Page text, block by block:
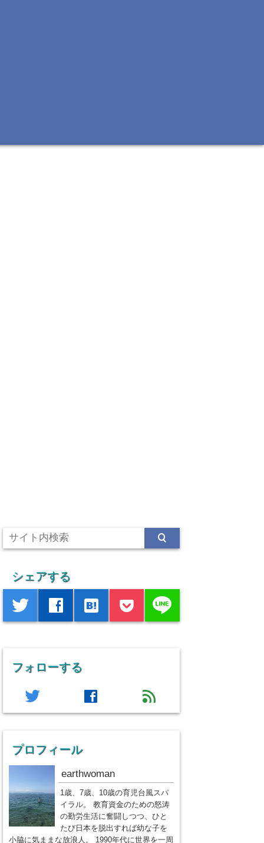
シェアする
twitter facebook hatenabookmark line
フォローする
twitter facebook feed
プロフィール
earthwoman
1歳、7歳、10歳の育児台風スパ
イラル。 教育資金のための怒涛
の勤労生活に奮闘しつつ、ひと
たび日本を脱出すれば幼な子を
小脇に気ままな放浪人。 1990年代に世界を一周